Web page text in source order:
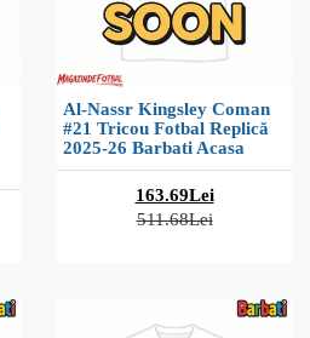
Al-Nassr Kingsley Coman
#21 Tricou Fotbal Replică
2025-26 Barbati Acasa
163.69Lei
511.68Lei